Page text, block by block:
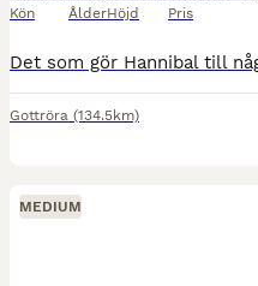
Kön ÅlderHöjd Pris
Gottröra (134.5km)
MEDIUM